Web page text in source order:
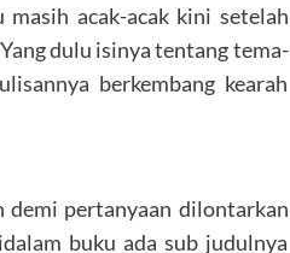
acak-acak kini setelah
dulu isinya tentang tema-
berkembang kearah
demi pertanyaan dilontarkan
buku ada sub judulnya